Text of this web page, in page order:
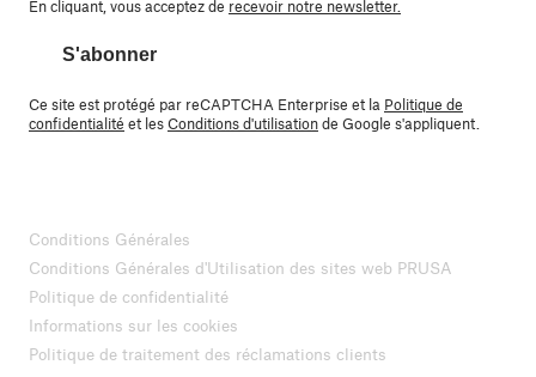
En cliquant, vous acceptez de recevoir notre newsletter.
S'abonner
Ce site est protégé par reCAPTCHA Enterprise et la Politique de
confidentialité et lesConditions d'utilisationde Google s'appliquent.
Conditions Générales
Conditions Générales d'Utilisation des sites web PRUSA
Politique de confidentialité
Informations sur les cookies
Politique de traitement des réclamations clients